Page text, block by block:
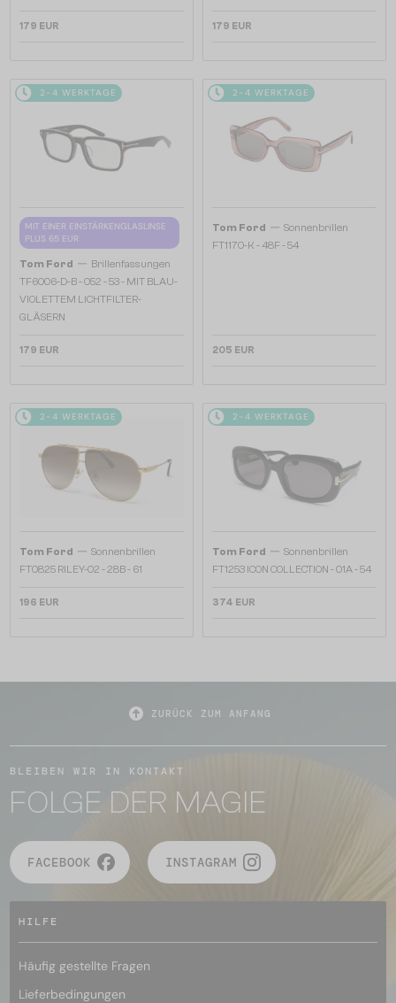
179 EUR 179 EUR
2-4 WERKTAGE
MIT EINER EINSTÄRKENGLASLINSE
PLUS 65 EUR
Tom Ford — Brillenfassungen
TF6006-D-B - 052 - 53 - MIT BLAU-
VIOLETTEM LICHTFILTER-
GLÄSERN
179 EUR
2-4 WERKTAGE
Tom Ford — Sonnenbrillen
FT1170-K - 48F - 54
205 EUR
2-4 WERKTAGE
Tom Ford — Sonnenbrillen
FT0825 RILEY-02 - 28B - 61
196 EUR
2-4 WERKTAGE
Tom Ford — Sonnenbrillen
FT1253 ICON COLLECTION - 01A - 54
374 EUR
ZURÜCK ZUM ANFANG
BLEIBEN WIR IN KONTAKT
FOLGE DER MAGIE
FACEBOOK INSTAGRAM
HILFE
Häufig gestellte Fragen
Lieferbedingungen